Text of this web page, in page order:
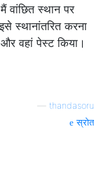
वांछित स्थान पर
स्थानांतरित करना
वहां पेस्ट किया।
thandasoru
स्रोत